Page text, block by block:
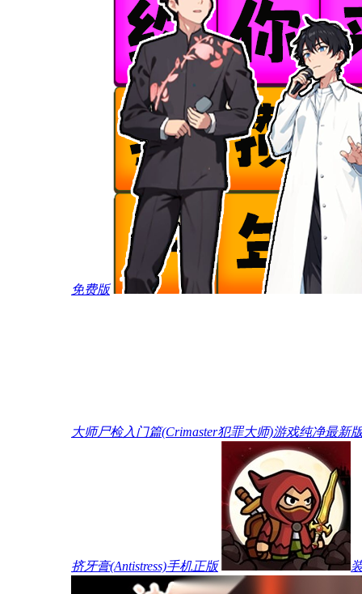
免费版
大师尸检入门篇(Crimaster犯罪大师)游戏纯净最新
挤牙膏(Antistress)手机正版